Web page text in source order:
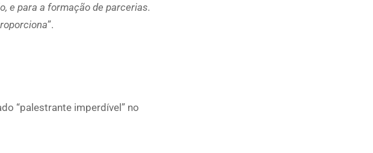
e para a formação de parcerias.
”.
“palestrante imperdível” no